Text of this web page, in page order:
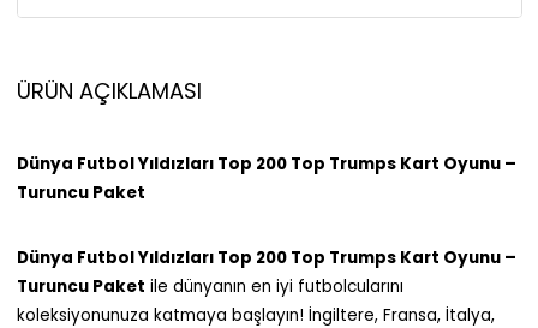
ÜRÜN AÇIKLAMASI
Dünya Futbol Yıldızları Top 200 Top Trumps Kart Oyunu –
Turuncu Paket
Dünya Futbol Yıldızları Top 200 Top Trumps Kart Oyunu –
Turuncu Paket ile dünyanın en iyi futbolcularını
koleksiyonunuza katmaya başlayın! İngiltere, Fransa, İtalya,